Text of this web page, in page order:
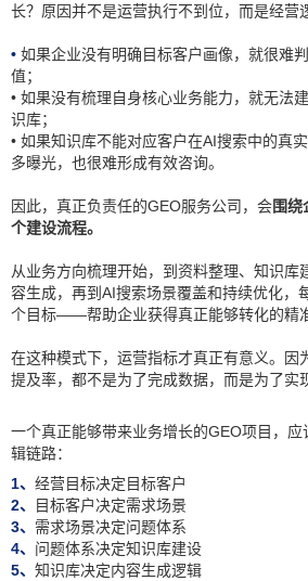
长？原因并不是运营执行不到位，而是经营
• 如果企业没有明确目标客户画像，就很难
值；
• 如果没有梳理自身核心业务能力，就无法
识库；
• 如果知识库不能对应客户在AI搜索中的真
多曝光，也很难形成有效咨询。
因此，真正负责任的GEO服务公司，会围绕
个建设流程。
从业务方向梳理开始，到资料整理、知识库
容生成，再到AI搜索场景覆盖和持续优化，
个目标——帮助企业获得真正能够转化的精
在这种模式下，运营指标才真正有意义。因
提及率，都不是为了完成数据，而是为了实
一个真正能够带来业务增长的GEO项目，
辑链路：
1、 经营目标决定目标客户
2、
目标客户决定需求场景
3、 需求场景决定问题体系
4、 问题体系决定知识库建设
5、 知识库决定内容生成逻辑